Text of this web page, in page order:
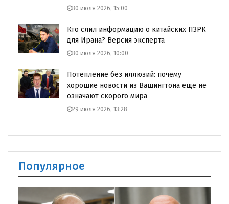
30 июля 2026, 15:00
Кто слил информацию о китайских ПЗРК
для Ирана? Версия эксперта
30 июля 2026, 10:00
Потепление без иллюзий: почему
хорошие новости из Вашингтона еще не
означают скорого мира
29 июля 2026, 13:28
Популярное